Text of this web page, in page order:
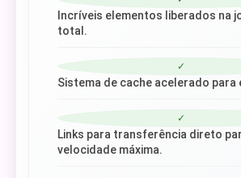
Incríveis elementos liberados na
total.
✓
Sistema de cache acelerado para
✓
Links para transferência direto
velocidade máxima.